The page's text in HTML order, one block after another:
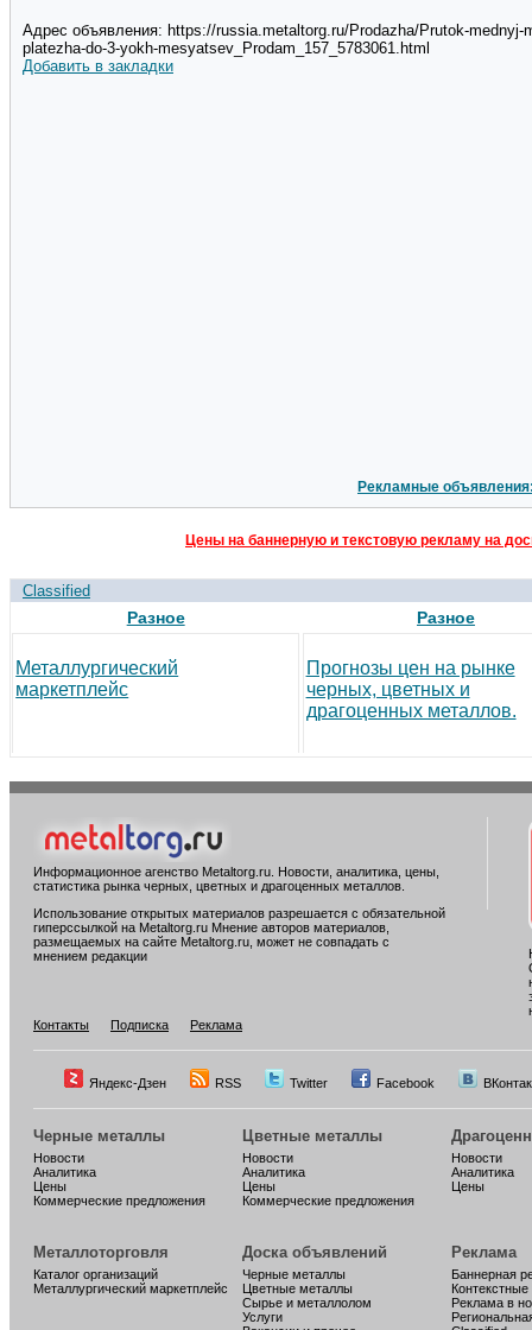
Адрес объявления: https://russia.metaltorg.ru/Prodazha/Prutok-mednyj-
platezha-do-3-yokh-mesyatsev_Prodam_157_5783061.html
Добавить в закладки
Рекламные
Цены на баннерную и текстовую рекламу на
Classified
Разное
Металлургический
маркетплейс
Разное
Прогнозы цен на рынке
черных, цветных и
драгоценных металлов.
Информационное агенство Metaltorg.ru. Новости, аналитика, цены,
статистика рынка черных, цветных и драгоценных металлов.
Использование открытых материалов разрешается с обязательной
гиперссылкой на Metaltorg.ru Мнение авторов материалов,
размещаемых на сайте Metaltorg.ru, может не совпадать с
мнением редакции
Контакты
Подписка Реклама
Яндекс-Дзен RSS Twitter Facebook
Черные металлы
Новости
Аналитика
Цены
Коммерческие предложения
Цветные металлы
Новости
Аналитика
Цены
Коммерческие предложения
Новости
Аналитика
Цены
Металлоторговля
Каталог организаций
Металлургический маркетплейс
Доска объявлений
Черные металлы
Цветные металлы
Сырье и металлолом
Услуги
Реклама
Баннерная
Реклама в